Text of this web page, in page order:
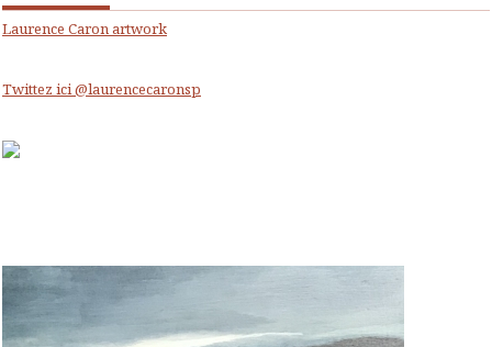
Laurence Caron artwork
Twittez ici @laurencecaronsp